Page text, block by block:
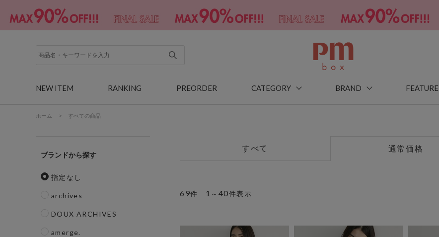
NEW ITEM RANKING PREORDER CATEGORY BRAND FEATURE
ホーム > すべての商品
ブランド
指定なし
archives
DOUX ARCHIVES
amerge.
すべて 通常価格
69件 1 ～ 40件表示